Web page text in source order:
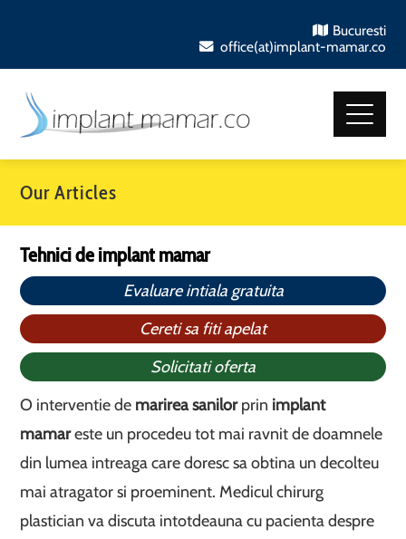
Bucuresti
office(at)implant-mamar.co
Our Articles
Tehnici de implant mamar
Evaluare intiala gratuita
Cereti sa fiti apelat
Solicitati oferta
O interventie de marirea sanilorprin implant
mamareste un procedeu tot mai ravnit de doamnele
din lumea intreaga care doresc sa obtina un decolteu
mai atragator si proeminent. Medicul chirurg
plastician va discuta intotdeauna cu pacienta despre